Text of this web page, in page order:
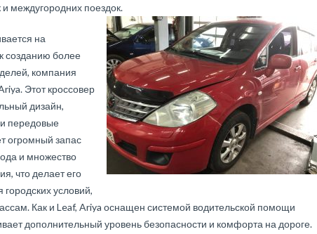
и междугородних поездок.
на
созданию более
компания
Этот кроссовер
дизайн,
передовые
огромный запас
и множество
что делает его
условий,
Как и Leaf, Ariya оснащен системой водительской помощи
дополнительный уровень безопасности и комфорта на дороге.